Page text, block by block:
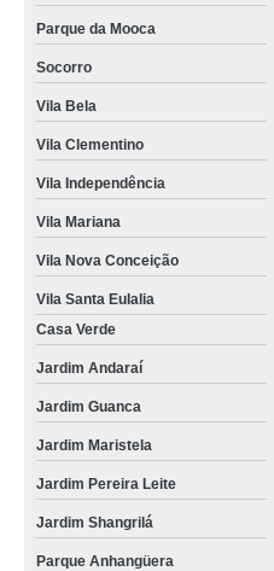
Parque da Mooca
Socorro
Vila Bela
Vila Clementino
Vila Independência
Vila Mariana
Vila Nova Conceição
Vila Santa Eulalia
Casa Verde
Jardim Andaraí
Jardim Guanca
Jardim Maristela
Jardim Pereira Leite
Jardim Shangrilá
Parque Anhangüera